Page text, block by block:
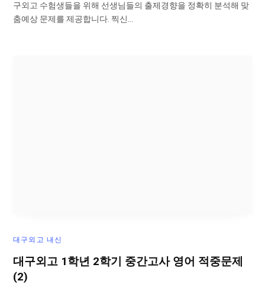
구외고 수험생들을 위해 선생님들의 출제경향을 정확히 분석해 맞
춤예상 문제를 제공합니다. 찍신…
대구외고 내신
대구외고 1학년 2학기 중간고사 영어 적중문제
(2)